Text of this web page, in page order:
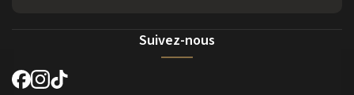
Suivez-nous